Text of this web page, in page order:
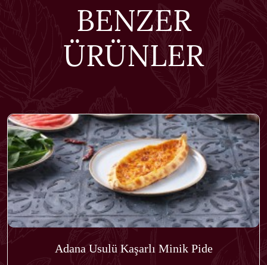
BENZER
ÜRÜNLER
Adana Usulü Kaşarlı Minik Pide